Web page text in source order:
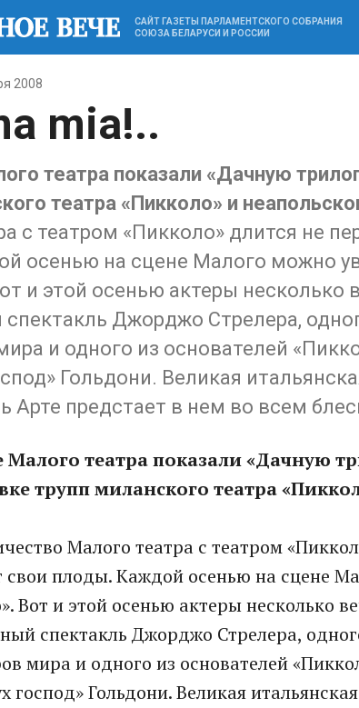
САЙТ ГАЗЕТЫ ПАРЛАМЕНТСКОГО СОБРАНИЯ
СОЮЗА БЕЛАРУСИ И РОССИИ
2008
mia!..
театра показали «Дачную
театра «Пикколо» и
с театром «Пикколо» длится не
осенью на сцене Малого можно
и этой осенью актеры несколько
Джорджо Стрелера,
и одного из основателей
Гольдони. Великая
Арте предстает в нем во всем
Малого театра показали «Дачную
трупп миланского театра
Малого театра с театром
свои плоды. Каждой осенью на сцене
Вот и этой осенью актеры несколько
спектакль Джорджо Стрелера,
мира и одного из основателей
господ» Гольдони. Великая